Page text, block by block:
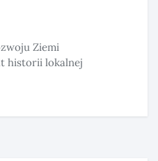
Ziemi
historii lokalnej